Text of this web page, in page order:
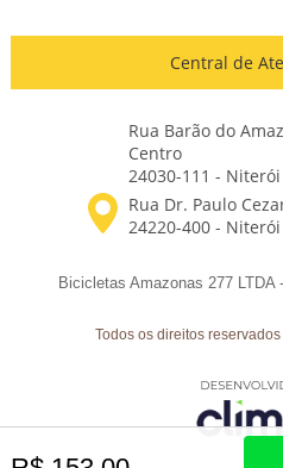
Central de
Rua Barão do
Centro
24030-111 - Niterói
Bicicletas Amazonas 277 LTDA
Todos os direitos reservados